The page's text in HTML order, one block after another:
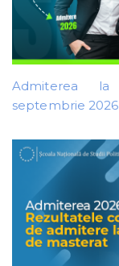
Admiterea la
septembrie 2026